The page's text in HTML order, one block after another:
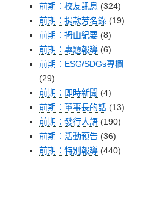
前期：校友訊息 (324)
前期：捐款芳名錄 (19)
前期：拇山紀要 (8)
前期：專題報導 (6)
前期：ESG/SDGs專欄
(29)
前期：即時新聞 (4)
前期：董事長的話 (13)
前期：發行人語 (190)
前期：活動預告 (36)
前期：特別報導 (440)